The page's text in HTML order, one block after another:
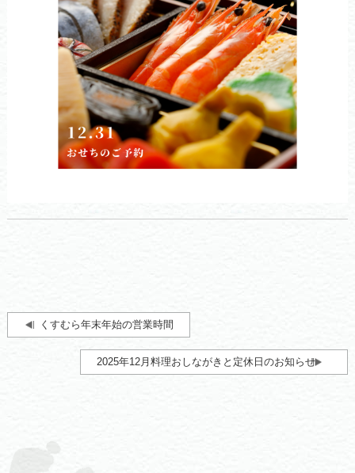
くすむら年末年始の営業時間
2025年12月料理おしながきと定休日のお知らせ